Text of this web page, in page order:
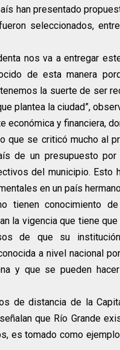
han presentado
seleccionados,
nos va a entregar
de esta manera
la suerte de ser
plantea la ciudad”,
económica y financiera,
que se criticó mucho al
de un presupuesto por
del municipio. Esto
en un país
tienen conocimiento
la vigencia que tiene
de que su
a nivel nacional
y que se pueden
de distancia de la
que Río Grande
es tomado como